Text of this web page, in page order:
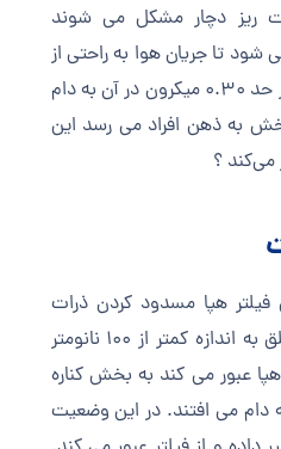
ریز دچار مشکل می شوند
شود تا جریان هوا به راحتی از
آن عبور کند و ذرات معلق در حد 0.30 میکرون در آن به دام
به ذهن افراد می رسد این
می‌کند ؟
هپا مسدود کردن ذرات
است. هنگامی که ذرات معلق به اندازه کمتر از 100 نانومتر
هپا عبور می کند به بخش کناره
دام می افتند. در این وضعیت